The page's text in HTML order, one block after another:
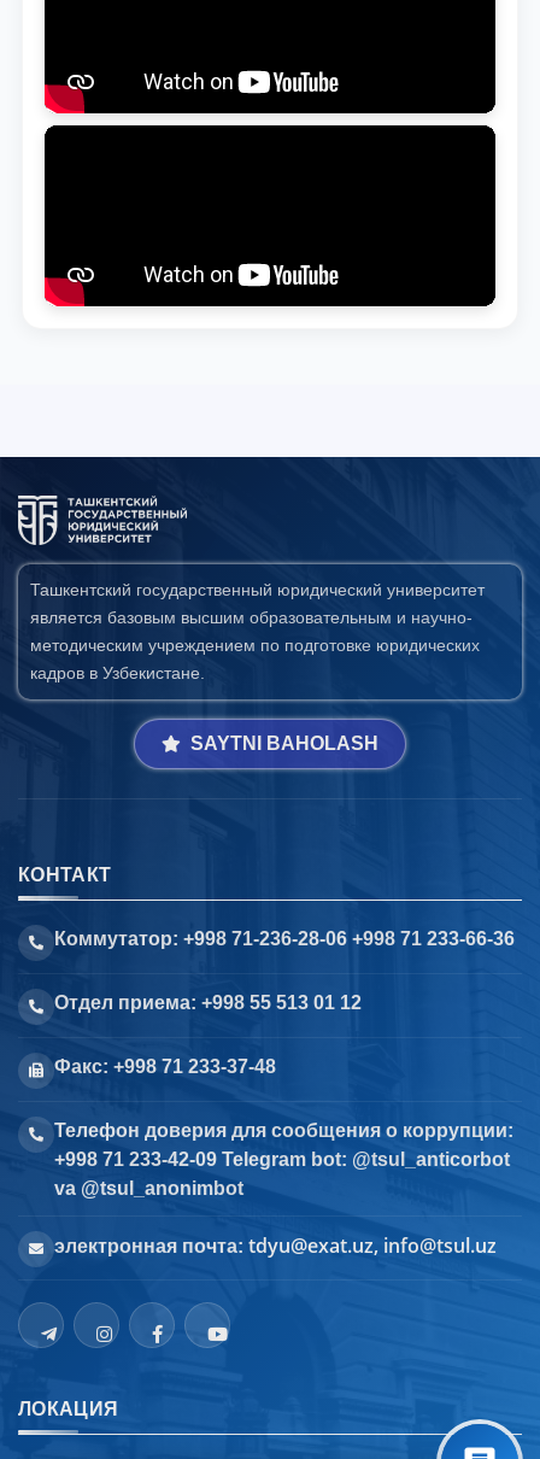
Ташкентский государственный юридический университет
является базовым высшим образовательным и научно-
методическим учреждением по подготовке юридических
кадров в Узбекистане.
SAYTNI BAHOLASH
КОНТАКТ
Коммутатор: +998 71-236-28-06 +998 71 233-66-36
Отдел приема: +998 55 513 01 12
Факс: +998 71 233-37-48
Телефон доверия для сообщения о коррупции:
+998 71 233-42-09 Telegram bot: @tsul_anticorbot
va @tsul_anonimbot
электронная почта: tdyu@exat.uz, info@tsul.uz
ЛОКАЦИЯ